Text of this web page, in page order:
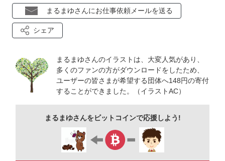
まるまゆさんにお仕事依頼メールを送る
シェア
まるまゆさんのイラストは、大変人気があり、
多くのファンの方がダウンロードをしたため、
ユーザーの皆さまが希望する団体へ148円の寄付
することができました。（イラストAC）
まるまゆさんをビットコインで応援しよう!